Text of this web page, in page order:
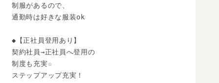
制服があるので、
通勤時は好きな服装ok
◆【正社員登用あり】
契約社員→正社員へ登用の
制度も充実☆
ステップアップ充実！